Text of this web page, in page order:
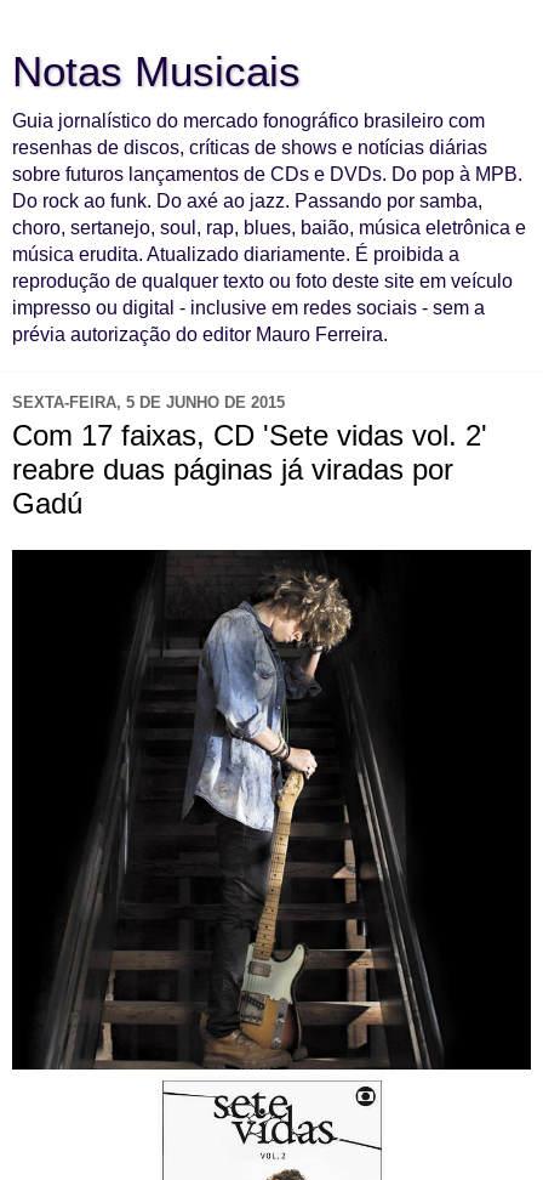
Notas Musicais
Guia jornalístico do mercado fonográfico brasileiro com
resenhas de discos, críticas de shows e notícias diárias
sobre futuros lançamentos de CDs e DVDs. Do pop à MPB.
Do rock ao funk. Do axé ao jazz. Passando por samba,
choro, sertanejo, soul, rap, blues, baião, música eletrônica e
música erudita. Atualizado diariamente. É proibida a
reprodução de qualquer texto ou foto deste site em veículo
impresso ou digital - inclusive em redes sociais - sem a
prévia autorização do editor Mauro Ferreira.
SEXTA-FEIRA, 5 DE JUNHO DE 2015
Com 17 faixas, CD 'Sete vidas vol. 2'
reabre duas páginas já viradas por
Gadú